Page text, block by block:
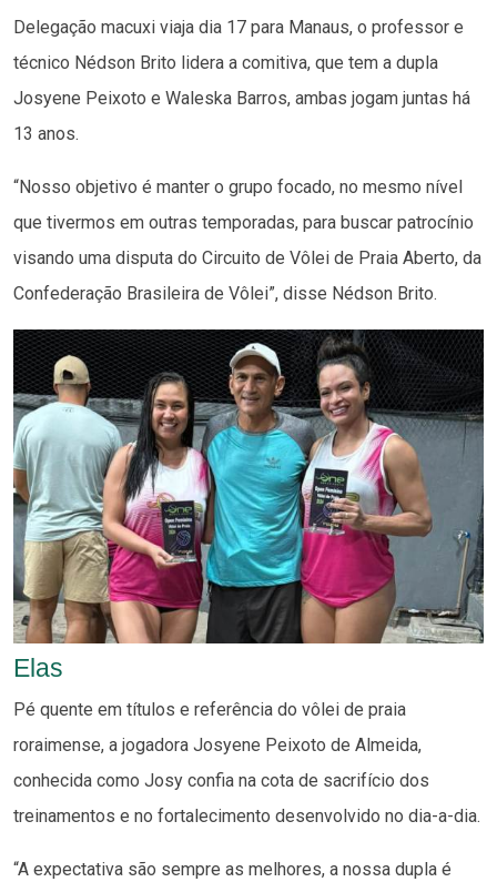
Delegação macuxi viaja dia 17 para Manaus, o professor e
técnico Nédson Brito lidera a comitiva, que tem a dupla
Josyene Peixoto e Waleska Barros, ambas jogam juntas há
13 anos.
“Nosso objetivo é manter o grupo focado, no mesmo nível
que tivermos em outras temporadas, para buscar patrocínio
visando uma disputa do Circuito de Vôlei de Praia Aberto, da
Confederação Brasileira de Vôlei”, disse Nédson Brito.
Elas
Pé quente em títulos e referência do vôlei de praia
roraimense, a jogadora Josyene Peixoto de Almeida,
conhecida como Josy confia na cota de sacrifício dos
treinamentos e no fortalecimento desenvolvido no dia-a-dia.
“A expectativa são sempre as melhores, a nossa dupla é